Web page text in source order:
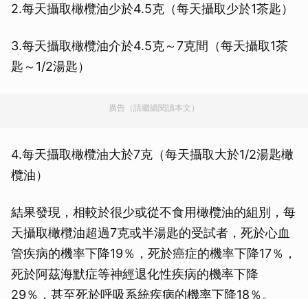
2.每天攝取橄欖油少於4.5克（每天攝取少於1茶匙）
3.每天攝取橄欖油介於4.5克～7克間（每天攝取1茶
匙～1/2湯匙）
廣告（請繼續閱讀本文）
4.每天攝取橄欖油大於7克（每天攝取大於1/2湯匙橄
欖油）
結果發現，相較於很少或從不食用橄欖油的組別，每
天攝取橄欖油超過7克或半湯匙的受試者，死於心血
管疾病的機率下降19％，死於癌症的機率下降17％，
死於阿茲海默症等神經退化性疾病的機率下降
29％，甚至死於呼吸系統疾病的機率下降18％。